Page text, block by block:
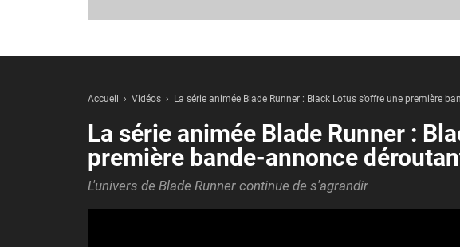
Accueil Vidéos La série animée Blade Runner : Black Lotus s’offre une première
La série animée Blade Runner :
première bande-annonce
L'univers de Blade Runner continue de s'agrandir